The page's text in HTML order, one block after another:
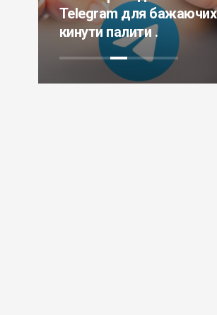
Telegram для бажаючих
кинути палити .